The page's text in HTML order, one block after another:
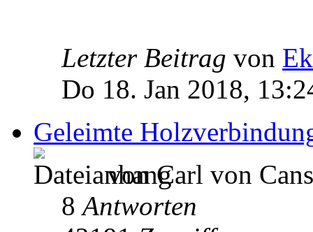
Letzter Beitrag von
Do 18. Jan 2018,
Geleimte
von Carl von
8Antworten